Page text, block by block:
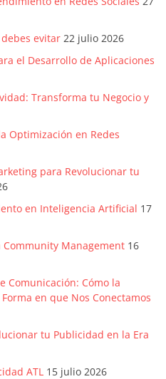
evitar 22 julio 2026
el Desarrollo de Aplicaciones
Transforma tu Negocio y
Optimización en Redes
para Revolucionar tu
en Inteligencia Artificial 17
Community Management 16
Comunicación: Cómo la
en que Nos Conectamos
tu Publicidad en la Era
ATL 15 julio 2026